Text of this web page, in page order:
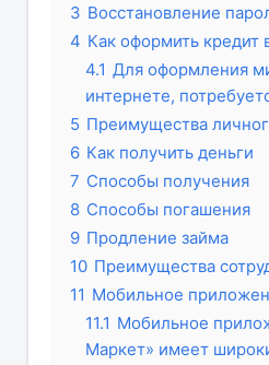
3 Восстановление
4 Как оформить кредит
4.1 Для оформления
интернете,
5 Преимущества
6 Как получить деньги
7 Способы получения
8 Способы погашения
9 Продление займа
10 Преимущества
11 Мобильное
11.1 Мобильное
Маркет» имеет